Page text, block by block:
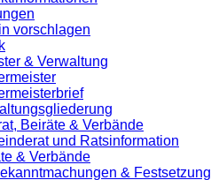
vorschlagen
& Verwaltung
Beiräte & Verbände
und Ratsinformation
& Verbände
&